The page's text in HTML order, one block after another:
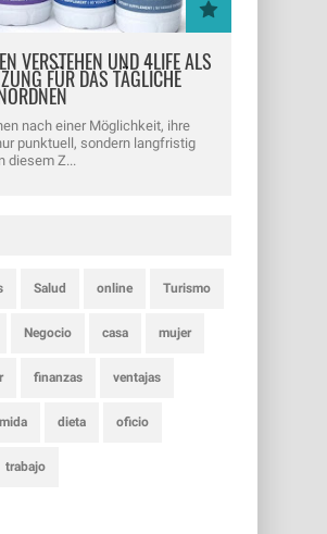
VERSTEHEN UND 4LIFE ALS
FÜR DAS TÄGLICHE
nach einer Möglichkeit, ihre
punktuell, sondern langfristig
diesem Z...
Salud online Turismo
Negocio casa mujer
finanzas ventajas
dieta oficio
trabajo